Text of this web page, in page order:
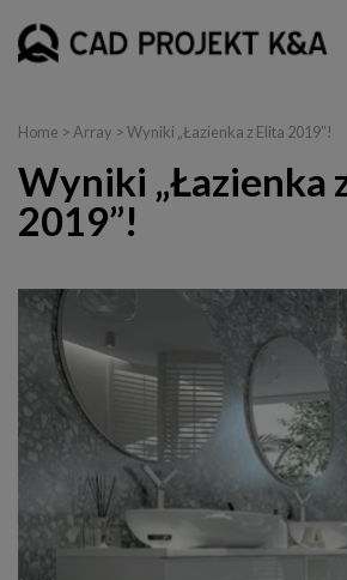
Home > Array > Wyniki „Łazienka z Elita 2019”!
Wyniki „Łazienka
2019”!